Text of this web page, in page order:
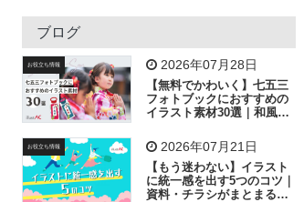
吹き出し
飛行機 グラフ ビル 魚 家族 書類
歩く 工場 会社 太陽 キラキラ
子供 作業員 相談 ピクトグラム
ブログ
お役立ち情報 2026年07月28日
【無料でかわいく】七五三
フォトブックにおすすめの
イラスト素材30選｜和風の
お役立ち情報 2026年07月21日
【もう迷わない】イラスト
に統一感を出す5つのコツ｜
資料・チラシがまとまるフ